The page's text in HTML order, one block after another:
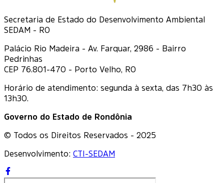
Secretaria de Estado do Desenvolvimento Ambiental
SEDAM - RO
Palácio Rio Madeira - Av. Farquar, 2986 - Bairro
Pedrinhas
CEP 76.801-470 - Porto Velho, RO
Horário de atendimento: segunda à sexta, das 7h30 às
13h30.
Governo do Estado de Rondônia
© Todos os Direitos Reservados - 2025
Desenvolvimento: CTI-SEDAM